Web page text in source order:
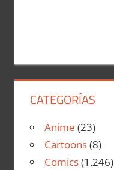
CATEGORÍAS
Anime (23)
Cartoons(8)
Comics(1.246)